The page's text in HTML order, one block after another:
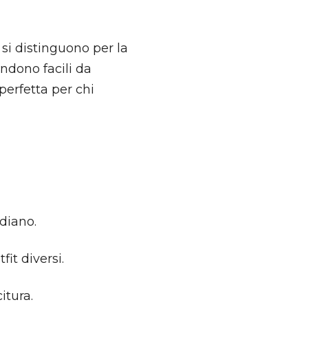
distinguono per la
facili da
per chi
diversi.